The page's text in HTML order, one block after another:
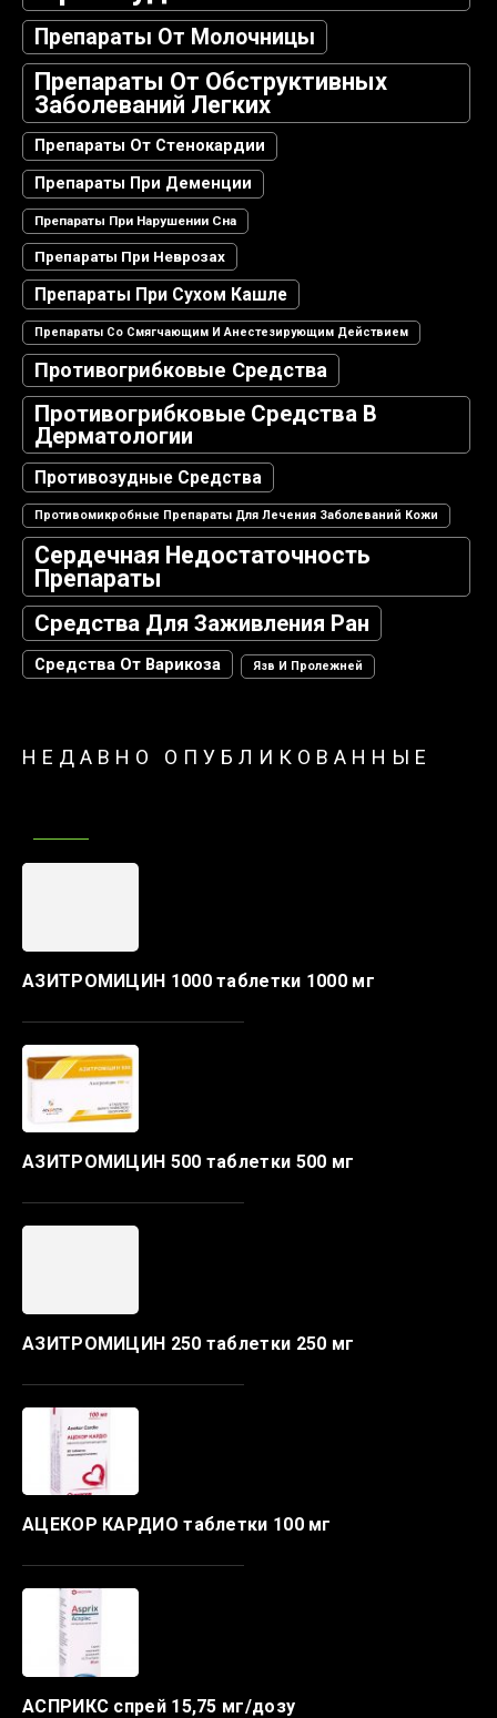
Препараты От Молочницы
Препараты От Обструктивных
Заболеваний Легких
Препараты От Стенокардии
Препараты При Деменции
Препараты При Нарушении Сна
Препараты При Неврозах
Препараты При Сухом Кашле
Препараты Со Смягчающим И Анестезирующим Действием
Противогрибковые Средства
Противогрибковые Средства В
Дерматологии
Противозудные Средства
Противомикробные Препараты Для Лечения Заболеваний Кожи
Сердечная Недостаточность
Препараты
Средства Для Заживления Ран
Средства От Варикоза Язв И Пролежней
НЕДАВНО ОПУБЛИКОВАННЫЕ
АЗИТРОМИЦИН 1000 таблетки 1000 мг
АЗИТРОМИЦИН 500 таблетки 500 мг
АЗИТРОМИЦИН 250 таблетки 250 мг
АЦЕКОР КАРДИО таблетки 100 мг
АСПРИКС спрей 15,75 мг/дозу